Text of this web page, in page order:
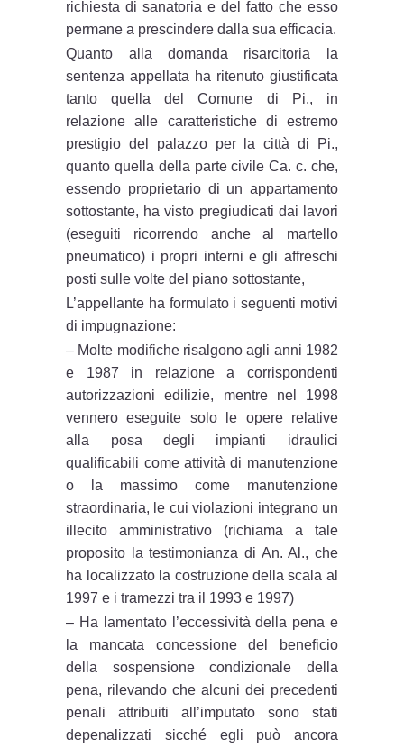
richiesta di sanatoria e del fatto che esso
permane a prescindere dalla sua efficacia.
Quanto alla domanda risarcitoria la
sentenza appellata ha ritenuto giustificata
tanto quella del Comune di Pi., in
relazione alle caratteristiche di estremo
prestigio del palazzo per la città di Pi.,
quanto quella della parte civile Ca. c. che,
essendo proprietario di un appartamento
sottostante, ha visto pregiudicati dai lavori
(eseguiti ricorrendo anche al martello
pneumatico) i propri interni e gli affreschi
posti sulle volte del piano sottostante,
L’appellante ha formulato i seguenti motivi
di impugnazione:
– Molte modifiche risalgono agli anni 1982
e 1987 in relazione a corrispondenti
autorizzazioni edilizie, mentre nel 1998
vennero eseguite solo le opere relative
alla posa degli impianti idraulici
qualificabili come attività di manutenzione
o la massimo come manutenzione
straordinaria, le cui violazioni integrano un
illecito amministrativo (richiama a tale
proposito la testimonianza di An. Al., che
ha localizzato la costruzione della scala al
1997 e i tramezzi tra il 1993 e 1997)
– Ha lamentato l’eccessività della pena e
la mancata concessione del beneficio
della sospensione condizionale della
pena, rilevando che alcuni dei precedenti
penali attribuiti all’imputato sono stati
depenalizzati sicché egli può ancora